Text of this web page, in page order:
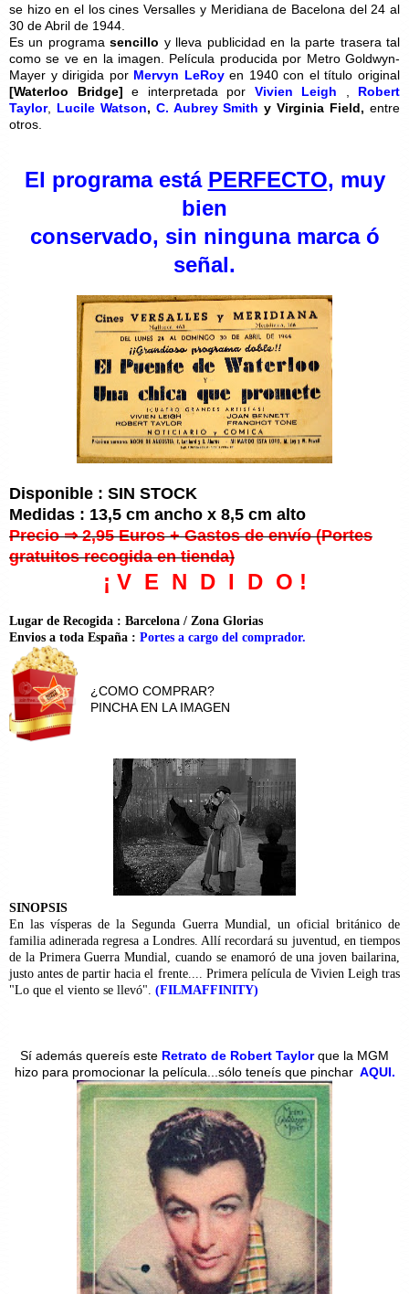
se hizo en el los cines Versalles y Meridiana de Bacelona del 24 al
30 de Abril de 1944.
Es un programasencillo y lleva publicidad en la parte trasera tal
como se ve en la imagen. Película producida por Metro Goldwyn-
Mayer y dirigida por Mervyn LeRoy en 1940 con el título original
[Waterloo Bridge] e interpretada por Vivien Leigh
Robert
Taylor, Lucile Watson, C. Aubrey Smith y Virginia Field, entre
otros.
El programa está PERFECTO, muy
bien
conservado, sin ninguna marca ó
señal.
Disponible : SIN STOCK
Medidas : 13,5 cm ancho x 8,5 cm alto
Precio ⇒ 2,95 Euros + Gastos de envío (Portes
gratuitos recogida en tienda)
¡ V E N D I D O !
Lugar de Recogida : Barcelona / Zona Glorias
Envios a toda España : Portes a cargo del comprador.
¿COMO COMPRAR?
PINCHA EN LA IMAGEN
SINOPSIS
En las vísperas de la Segunda Guerra Mundial, un oficial británico de
familia adinerada regresa a Londres. Allí recordará su juventud, en tiempos
de la Primera Guerra Mundial, cuando se enamoró de una joven bailarina,
justo antes de partir hacia el frente.... Primera película de Vivien Leigh tras
"Lo que el viento se llevó". (FILMAFFINITY)
Sí además quereís este Retrato de Robert Taylorque la MGM
hizo para promocionar la película...sólo teneís que pinchar AQUI.